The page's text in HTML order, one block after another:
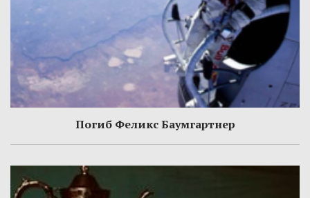
Погиб Феликс Баумгартнер